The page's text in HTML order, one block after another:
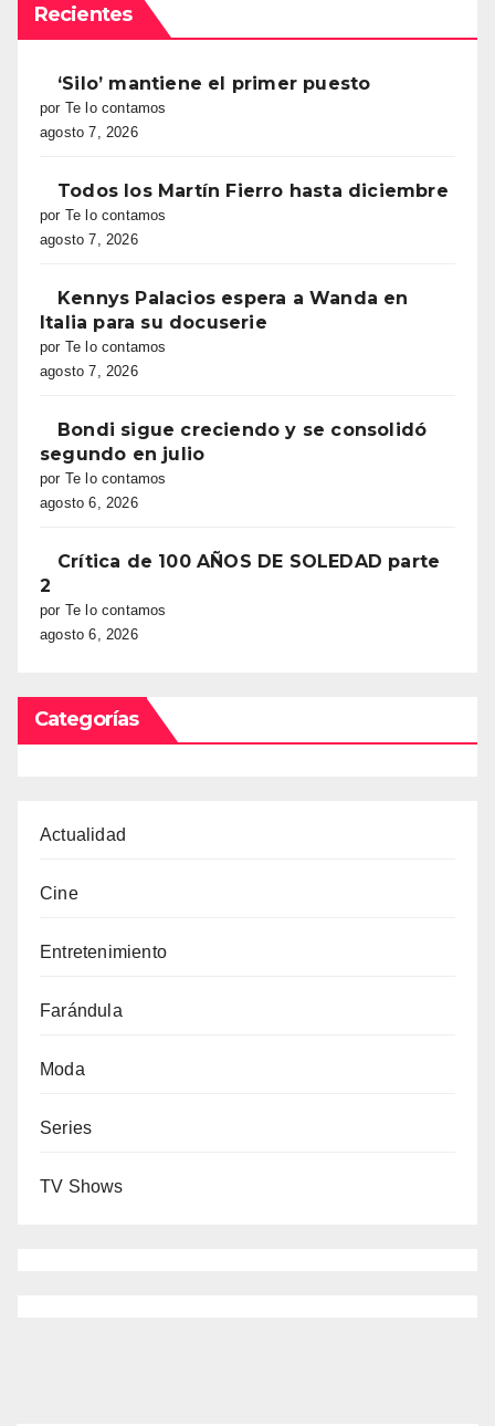
Recientes
‘Silo’ mantiene el primer puesto
por Te lo contamos
agosto 7, 2026
Todos los Martín Fierro hasta diciembre
por Te lo contamos
agosto 7, 2026
Kennys Palacios espera a Wanda en
Italia para su docuserie
por Te lo contamos
agosto 7, 2026
Bondi sigue creciendo y se consolidó
segundo en julio
por Te lo contamos
agosto 6, 2026
Crítica de 100 AÑOS DE SOLEDAD parte
2
por Te lo contamos
agosto 6, 2026
Categorías
Actualidad
Cine
Entretenimiento
Farándula
Moda
Series
TV Shows